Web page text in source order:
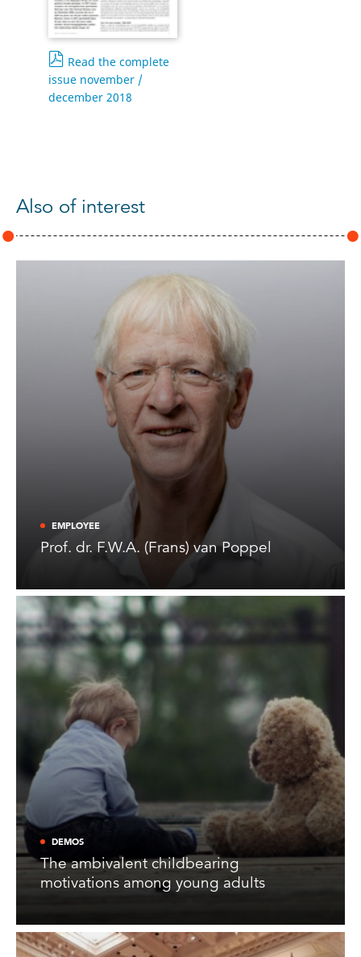
Read the complete
issue november /
december 2018
Also of interest
EMPLOYEE
Prof. dr. F.W.A. (Frans) van Poppel
DEMOS
The ambivalent childbearing
motivations among young adults